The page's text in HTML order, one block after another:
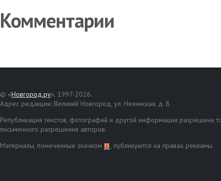
Комментарии
© «Новгород.ру», 1997-2026.
Адрес редакции: Великий Новгород, ул. Нехинская, д. 8
Републикация текстов, фотографий и другой информации разрешена
письменного разрешения авторов.
Материалы, помеченные значком
, публикуются на правах рекламы.